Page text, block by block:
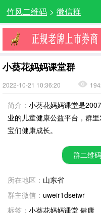
竹风二维码 > 微信群
小葵花妈妈课堂群
2022-10-21 10:36:20
简介： 小葵花妈妈课堂是
业的儿童健康公益平台，群
宝们健康成长。
群二维码
所在地区： 山东省
群主微信： uweir1dseiwr
标签： 小葵花妈妈课堂 健康